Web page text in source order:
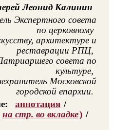
Леонид Калинин
Экспертного совета
по церковному
архитектуре и
реставрации РПЦ,
совета по
культуре,
Московской
городской епархии.
аннотация /
на стр. во вкладке) /